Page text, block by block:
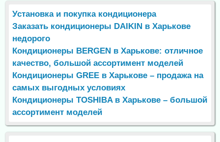
Установка и покупка кондиционера
Заказать кондиционеры DAIKIN в Харькове
недорого
Кондиционеры BERGEN в Харькове: отличное
качество, большой ассортимент моделей
Кондиционеры GREE в Харькове – продажа на
самых выгодных условиях
Кондиционеры TOSHIBA в Харькове – большой
ассортимент моделей